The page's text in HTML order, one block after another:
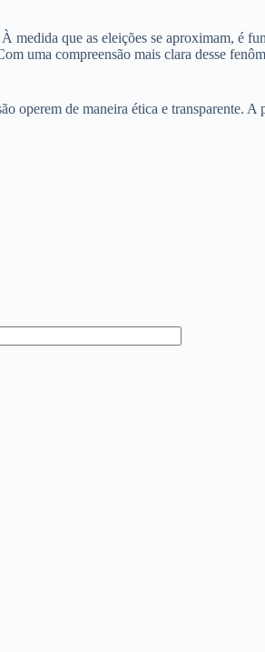
que as eleições se aproximam, é
uma compreensão mais clara desse
operem de maneira ética e transparente.